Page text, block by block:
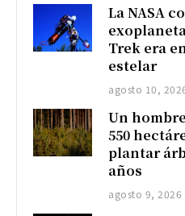
La NASA
Trek era
estelar
agosto 10,
Un
550
plantar
años
agosto 9, 2026